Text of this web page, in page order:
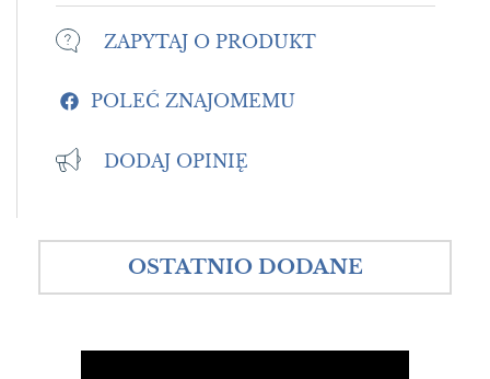
ZAPYTAJ O PRODUKT
POLEĆ ZNAJOMEMU
DODAJ OPINIĘ
OSTATNIO DODANE